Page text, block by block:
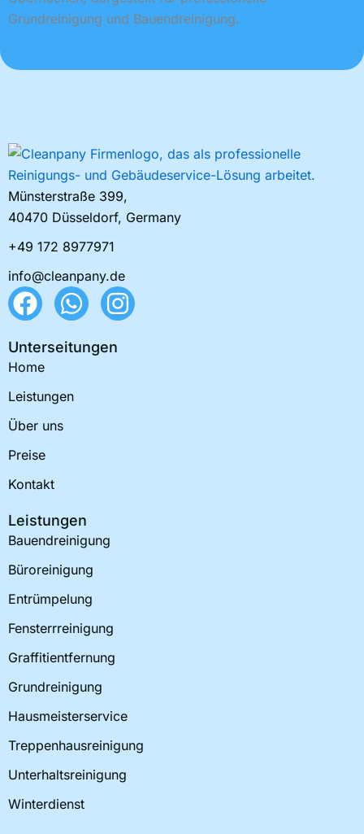
Münsterstraße 399,
40470 Düsseldorf, Germany
+49 172 8977971
info@cleanpany.de
F
a
c
e
b
o
o
k
W
h
a
s
I
n
s
Unterseitungen
Home
Leistungen
Über uns
Preise
Kontakt
Leistungen
Bauendreinigung
Büroreinigung
Entrümpelung
Fensterrreinigung
Graffitientfernung
Grundreinigung
Hausmeisterservice
Treppenhausreinigung
Unterhaltsreinigung
Winterdienst